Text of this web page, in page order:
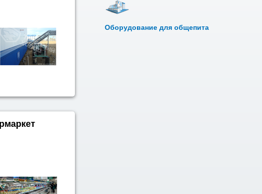
Оборудование для общепита